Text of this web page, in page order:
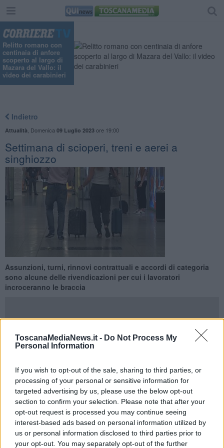
ToscanaMediaNews.it - Do Not Process My
Personal Information
If you wish to opt-out of the sale, sharing to third parties, or
processing of your personal or sensitive information for
targeted advertising by us, please use the below opt-out
section to confirm your selection. Please note that after your
opt-out request is processed you may continue seeing
interest-based ads based on personal information utilized by
us or personal information disclosed to third parties prior to
your opt-out. You may separately opt-out of the further
Relitto romano con
centinaia di anfore
scoperto al largo di
Mazara del Vallo: il
video dei carabinieri
Indietro
Attualità Domenica 09 Luglio 2023ore 19:00
Settimana di scioperi, treni e aerei a
singhiozzo
Assunzioni, turni, rinnovi contrattuali e accordi di categoria
sono alcune delle rivendicazioni per cui i lavoratori
incroceranno le braccia
ROMA —Si annuncia una settimana di disagi per chi viaggia, con
conseguente servizio a singhiozzo nelle giornate verso il fine
settimana, dunque proprio in coincidenza col picco degli
spostamenti. Assunzioni, turni, rinnovi contrattuali e accordi di
categoria sono alcune delle rivendicazioni per cui i lavoratori
incroceranno le braccia a seconda dei settori.
Ma ecco cosa aspetta il popolo dei vacanzieri o chi si dovrà
spostare per altri motivi. Si partegiovedì prossimo 13 Luglio
quando è stato confermato lo sciopero nazionale di 24 ore del